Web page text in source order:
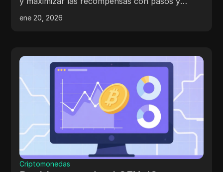
consejos claros.
ene 20, 2026
Criptomonedas